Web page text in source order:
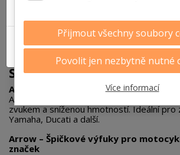
Seznam produktů značky
Arrow – Výfuky pro motocykly s
Arrow nabízí špičkové výfuky s vyšším
zvukem a sníženou hmotností. Ideální pro
Yamaha, Ducati a další.
Arrow – Špičkové výfuky pro
značek
Přijmout všechny soubory
Povolit jen nezbytně nutné
Více informací